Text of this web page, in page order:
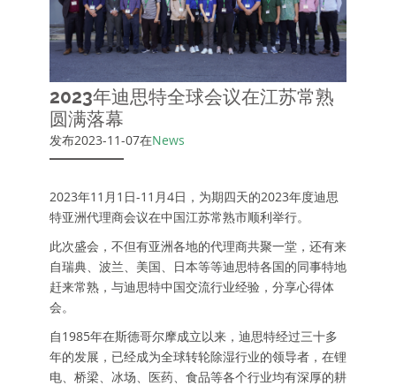
2023年迪思特全球会议在江苏常熟
圆满落幕
发布2023-11-07在News
2023年11月1日-11月4日，为期四天的2023年度迪思
特亚洲代理商会议在中国江苏常熟市顺利举行。
此次盛会，不但有亚洲各地的代理商共聚一堂，还有来
自瑞典、波兰、美国、日本等等迪思特各国的同事特地
赶来常熟，与迪思特中国交流行业经验，分享心得体
会。
自1985年在斯德哥尔摩成立以来，迪思特经过三十多
年的发展，已经成为全球转轮除湿行业的领导者，在锂
电、桥梁、冰场、医药、食品等各个行业均有深厚的耕